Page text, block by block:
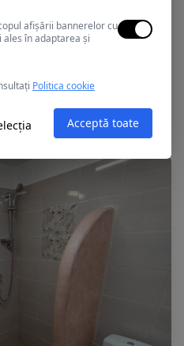
DINAMO
afișării bannerelor cu
în adaptarea și
Politica cookie
Acceptă toate